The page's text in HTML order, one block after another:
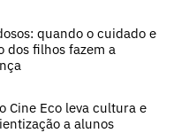
quando o cuidado e
dos filhos fazem a
Cine Eco leva cultura e
a alunos